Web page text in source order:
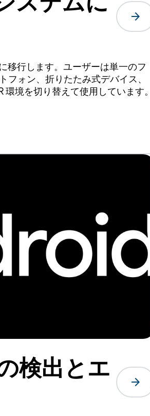
arrow_forward
移行します。ユーザーは単一のフ
フォン、折りたたみ式デバイス、
境を切り替えて使用しています。
検出とエ
arrow_forward